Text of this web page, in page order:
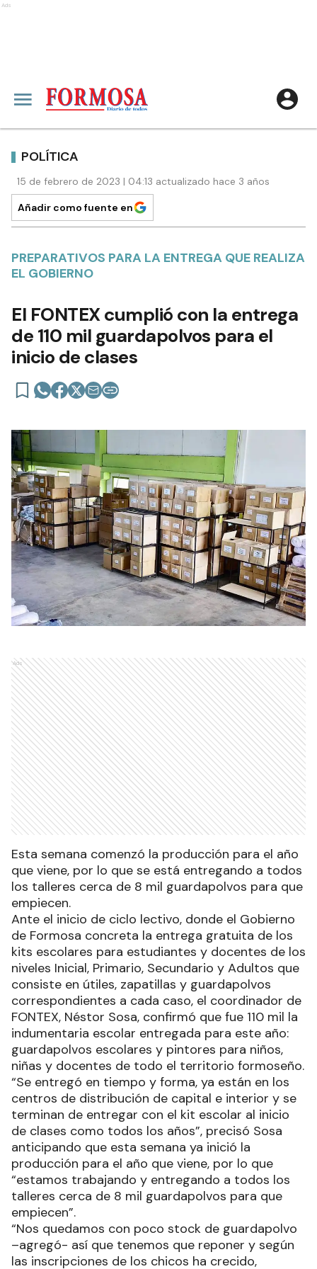
Ads
POLÍTICA
15 de febrero de 2023 | 04:13 actualizado hace 3 años
Añadir como fuente en
PREPARATIVOS PARA LA ENTREGA QUE REALIZA
EL GOBIERNO
El FONTEX cumplió con la entrega
de 110 mil guardapolvos para el
inicio de clases
Ads
Esta semana comenzó la producción para el año
que viene, por lo que se está entregando a todos
los talleres cerca de 8 mil guardapolvos para que
empiecen.
Ante el inicio de ciclo lectivo, donde el Gobierno
de Formosa concreta la entrega gratuita de los
kits escolares para estudiantes y docentes de los
niveles Inicial, Primario, Secundario y Adultos que
consiste en útiles, zapatillas y guardapolvos
correspondientes a cada caso, el coordinador de
FONTEX, Néstor Sosa, confirmó que fue 110 mil la
indumentaria escolar entregada para este año:
guardapolvos escolares y pintores para niños,
niñas y docentes de todo el territorio formoseño.
“Se entregó en tiempo y forma, ya están en los
centros de distribución de capital e interior y se
terminan de entregar con el kit escolar al inicio
de clases como todos los años”, precisó Sosa
anticipando que esta semana ya inició la
producción para el año que viene, por lo que
“estamos trabajando y entregando a todos los
talleres cerca de 8 mil guardapolvos para que
empiecen”.
“Nos quedamos con poco stock de guardapolvo
–agregó- así que tenemos que reponer y según
las inscripciones de los chicos ha crecido,